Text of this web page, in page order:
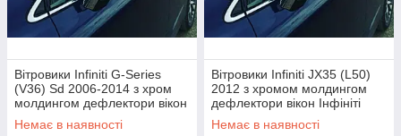
Вітровики Infiniti G-Series
(V36) Sd 2006-2014 з хром
молдингом дефлектори вікон
Інфініті ГСерієс В36
Немає в наявності
Вітровики Infiniti JX35 (L50)
2012 з хромом молдингом
дефлектори вікон Інфініті
ЙX35 Л50
Немає в наявності